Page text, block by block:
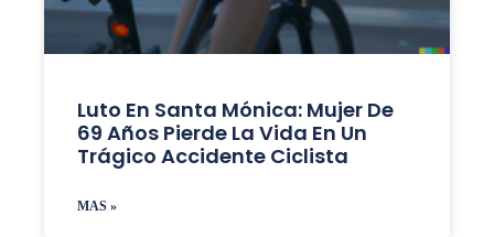
Luto En Santa Mónica: Mujer De
69 Años Pierde La Vida En Un
Trágico Accidente Ciclista
MAS »